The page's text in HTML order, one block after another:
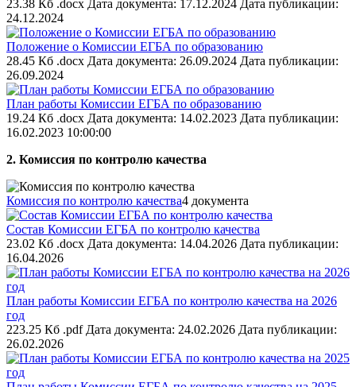
23.38 Кб .docx Дата документа: 17.12.2024 Дата публикации:
24.12.2024
Положение о Комиссии ЕГБА по образованию
28.45 Кб .docx Дата документа: 26.09.2024 Дата публикации:
26.09.2024
План работы Комиссии ЕГБА по образованию
19.24 Кб .docx Дата документа: 14.02.2023 Дата публикации:
16.02.2023 10:00:00
2. Комиссия по контролю качества
Комиссия по контролю качества4 документа
Состав Комиссии ЕГБА по контролю качества
23.02 Кб .docx Дата документа: 14.04.2026 Дата публикации:
16.04.2026
План работы Комиссии ЕГБА по контролю качества на 2026
год
223.25 Кб .pdf Дата документа: 24.02.2026 Дата публикации:
26.02.2026